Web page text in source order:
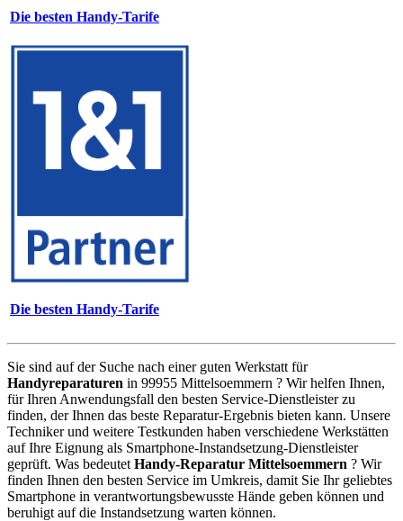
Die besten Handy-Tarife
Die besten Handy-Tarife
Sie sind auf der Suche nach einer guten Werkstatt für
Handyreparaturen in 99955 Mittelsoemmern ? Wir helfen Ihnen,
für Ihren Anwendungsfall den besten Service-Dienstleister zu
finden, der Ihnen das beste Reparatur-Ergebnis bieten kann. Unsere
Techniker und weitere Testkunden haben verschiedene Werkstätten
auf Ihre Eignung als Smartphone-Instandsetzung-Dienstleister
geprüft. Was bedeutet Handy-Reparatur Mittelsoemmern ? Wir
finden Ihnen den besten Service im Umkreis, damit Sie Ihr geliebtes
Smartphone in verantwortungsbewusste Hände geben können und
beruhigt auf die Instandsetzung warten können.